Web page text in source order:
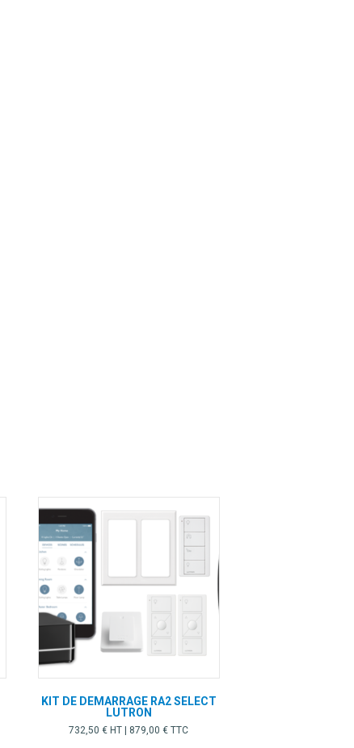
KIT DE DEMARRAGE RA2 SELECT
LUTRON
732,50€ HT | 879,00€ TTC